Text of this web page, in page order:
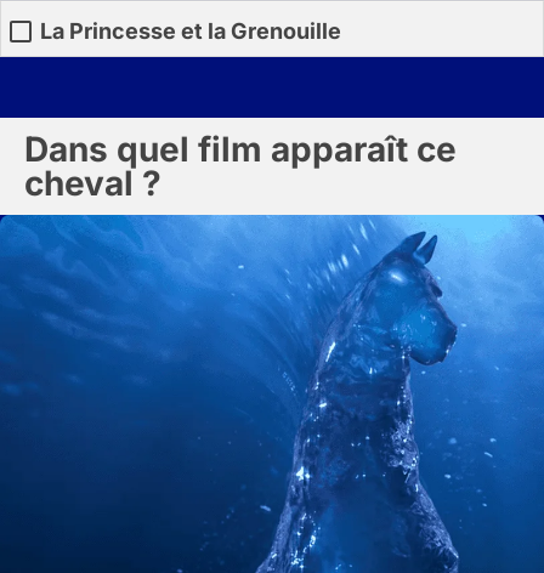
La Princesse et la Grenouille
Dans quel film apparaît ce
cheval ?